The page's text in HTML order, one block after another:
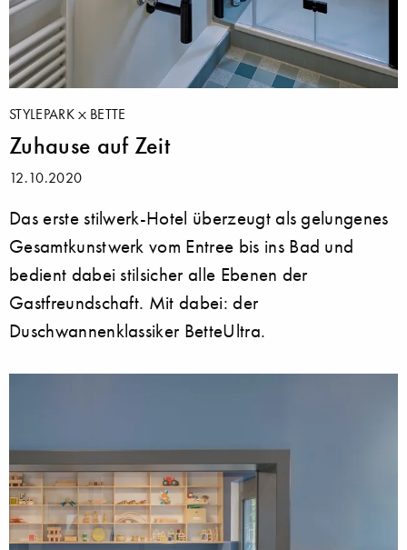
STYLEPARK BETTE
Zuhause auf Zeit
12.10.2020
Das erste stilwerk-Hotel überzeugt als gelungenes
Gesamtkunstwerk vom Entree bis ins Bad und
bedient dabei stilsicher alle Ebenen der
Gastfreundschaft. Mit dabei: der
Duschwannenklassiker BetteUltra.